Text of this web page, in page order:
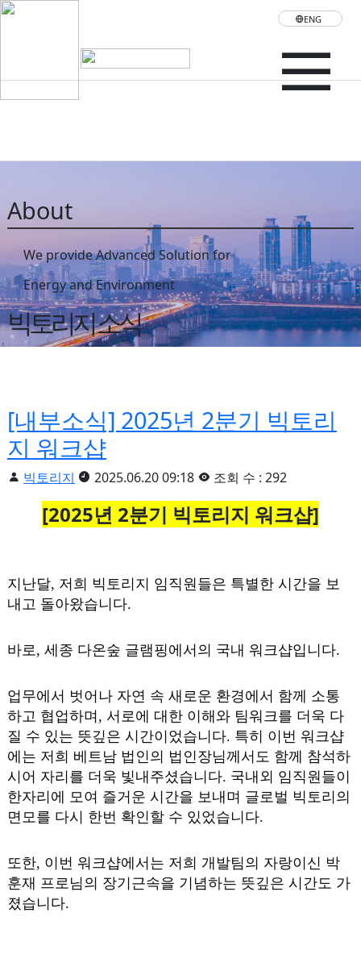
ENG
About
We provide Advanced Solution for
Energy and Environment
빅토리지 소식
[내부소식] 2025년 2분기 빅토리
지 워크샵
빅토리지 2025.06.20 09:18 조회 수 : 292
[2025년 2분기 빅토리지 워크샵]
지난달, 저희 빅토리지 임직원들은 특별한 시간을 보
내고 돌아왔습니다.
바로, 세종 다온숲 글램핑에서의 국내 워크샵입니다.
업무에서 벗어나 자연 속 새로운 환경에서 함께 소통
하고 협업하며, 서로에 대한 이해와 팀워크를 더욱 다
질 수 있는 뜻깊은 시간이었습니다. 특히 이번 워크샵
에는 저희 베트남 법인의 법인장님께서도 함께 참석하
시어 자리를 더욱 빛내주셨습니다. 국내외 임직원들이
한자리에 모여 즐거운 시간을 보내며 글로벌 빅토리의
면모를 다시 한번 확인할 수 있었습니다.
또한, 이번 워크샵에서는 저희 개발팀의 자랑이신 박
훈재 프로님의 장기근속을 기념하는 뜻깊은 시간도 가
졌습니다.